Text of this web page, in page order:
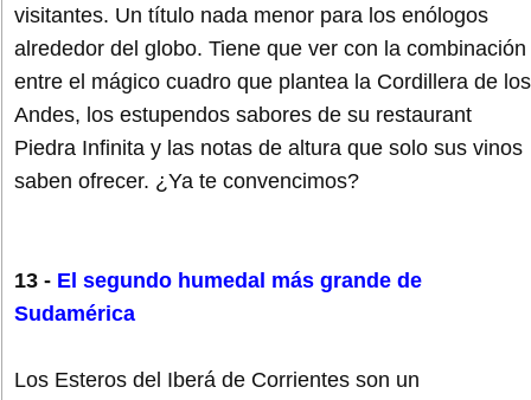
visitantes. Un título nada menor para los enólogos
alrededor del globo. Tiene que ver con la combinación
entre el mágico cuadro que plantea la Cordillera de los
Andes, los estupendos sabores de su restaurant
Piedra Infinita y las notas de altura que solo sus vinos
saben ofrecer. ¿Ya te convencimos?
13 - El segundo humedal más grande de
Sudamérica
Los Esteros del Iberá de Corrientes son un